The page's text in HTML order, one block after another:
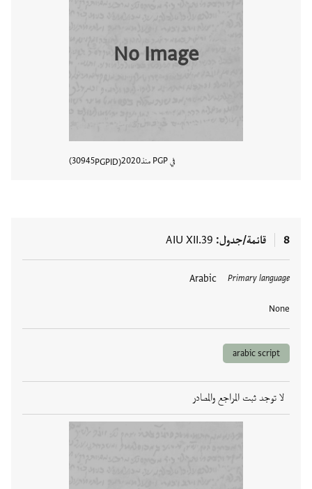
No Image
في PGP منذ 2020
PGPID
30945
8 قائمة/جدول AIU XII.39
Primary language
Arabic
None
العلامات
arabic script
لا توجد ثبت المراجع والمصادر